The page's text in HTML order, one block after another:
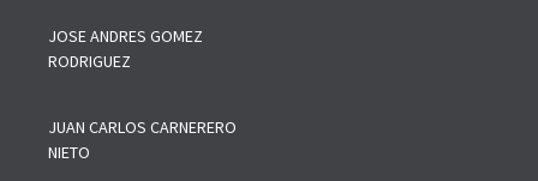
JOSE ANDRES GOMEZ
RODRIGUEZ
JUAN CARLOS CARNERERO
NIETO